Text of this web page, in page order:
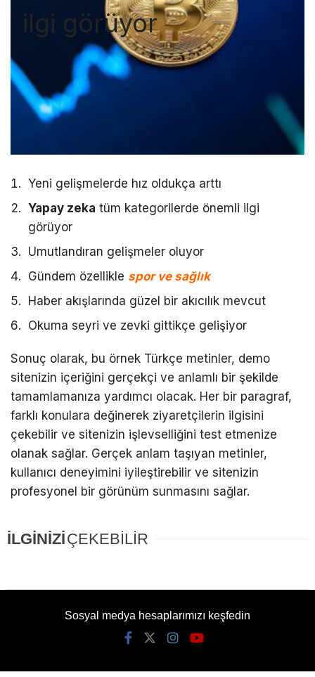
ilgi görüyor
Yeni gelişmelerde hız oldukça arttı
Yapay zeka tüm kategorilerde önemli ilgi
görüyor
Umutlandıran gelişmeler oluyor
Gündem özellikle spor ve sağlık
Haber akışlarında güzel bir akıcılık mevcut
Okuma seyri ve zevki gittikçe gelişiyor
Sonuç olarak, bu örnek Türkçe metinler, demo
sitenizin içeriğini gerçekçi ve anlamlı bir şekilde
tamamlamanıza yardımcı olacak. Her bir paragraf,
farklı konulara değinerek ziyaretçilerin ilgisini
çekebilir ve sitenizin işlevselliğini test etmenize
olanak sağlar. Gerçek anlam taşıyan metinler,
kullanıcı deneyimini iyileştirebilir ve sitenizin
profesyonel bir görünüm sunmasını sağlar.
İLGİNİZİÇEKEBİLİR
Sosyal medya hesaplarımızı keşfedin